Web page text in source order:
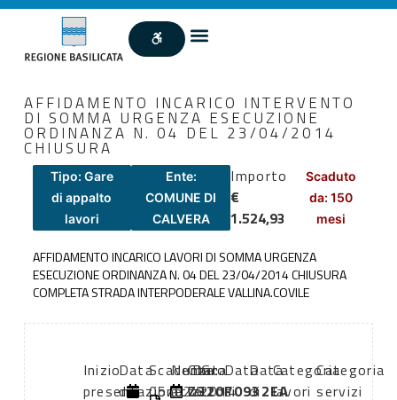
AFFIDAMENTO INCARICO INTERVENTO
DI SOMMA URGENZA ESECUZIONE
ORDINANZA N. 04 DEL 23/04/2014
CHIUSURA
Tipo: Gare
di appalto
lavori
Ente:
COMUNE DI
CALVERA
Importo
€
1.524,93
Scaduto
da: 150
mesi
AFFIDAMENTO INCARICO LAVORI DI SOMMA URGENZA
ESECUZIONE ORDINANZA N. 04 DEL 23/04/2014 CHIUSURA
COMPLETA STRADA INTERPODERALE VALLINA.COVILE
Inizio
presentazione
Data
di
Scadenza:
05/02/2014
Numero
atto:
Data
atto:
CIG:
Z320F0932EA
Data
di
Data
di
Categoria
lavori
Categoria
servizi